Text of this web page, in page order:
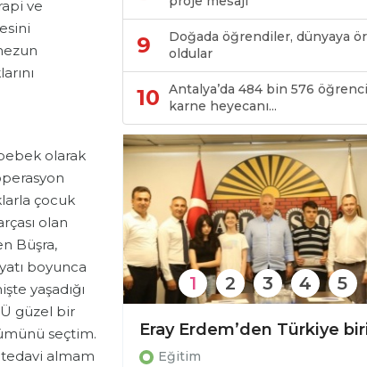
ve
olarak
çocuk
olan
Büşra,
boyunca
yaşadığı
güzel bir
seçtim.
tedavi almam
9
Doğada öğrendiler, dünyaya
oldular
10
Antalya’da 484 bin 576 öğrenci
karne heyecanı...
Eğitim
1 2 3 4 5